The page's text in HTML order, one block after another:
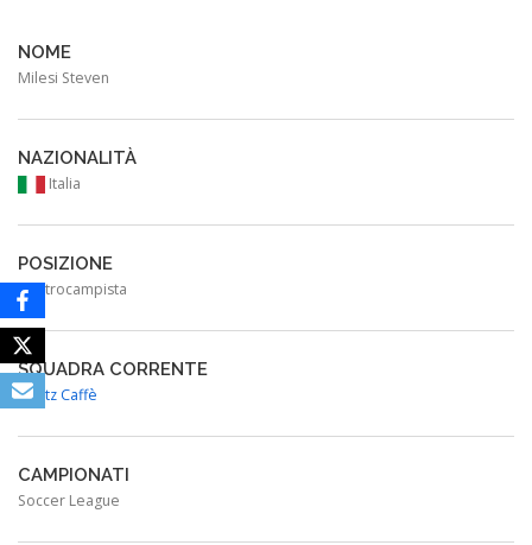
NOME
Milesi Steven
NAZIONALITÀ
Italia
POSIZIONE
Centrocampista
SQUADRA CORRENTE
Spritz Caffè
CAMPIONATI
Soccer League